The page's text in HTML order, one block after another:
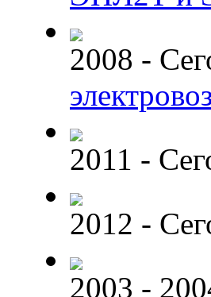
2008 -
2011 -
2012 -
2003 -